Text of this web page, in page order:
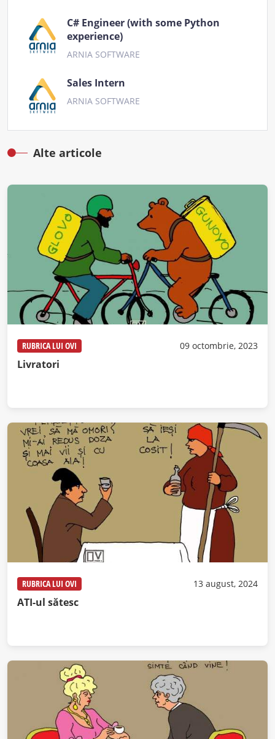
C# Engineer (with some Python
experience)
ARNIA SOFTWARE
Sales Intern
ARNIA SOFTWARE
Alte articole
RUBRICA LUI OVI 09 octombrie, 2023
Livratori
RUBRICA LUI OVI 13 august, 2024
ATI-ul sătesc